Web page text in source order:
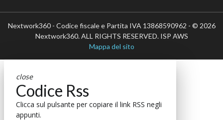
Nextwork360 - Codice fiscale e Partita IVA 13868590962 - © 2026
Nextwork360. ALL RIGHTS RESERVED. ISP AWS
Mappa del sito
close
Codice Rss
Clicca sul pulsante per copiare il link RSS negli
appunti.